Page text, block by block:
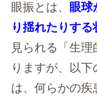
眼振とは、
眼球
り揺れたりする
見られる「生
りますが、以
は、何らかの疾